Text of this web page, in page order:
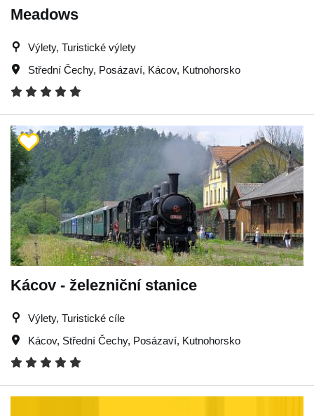
Meadows
Výlety, Turistické výlety
Střední Čechy, Posázaví, Kácov, Kutnohorsko
Kácov - železniční stanice
Výlety, Turistické cíle
Kácov, Střední Čechy, Posázaví, Kutnohorsko